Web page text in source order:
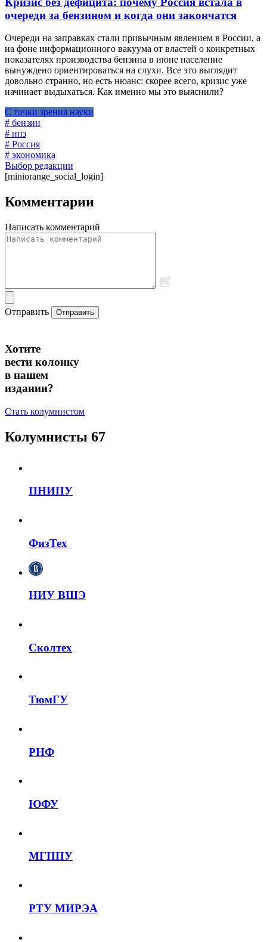
очереди за бензином и когда они закончатся
Очереди на заправках стали привычным явлением в России, а
на фоне информационного вакуума от властей о конкретных
показателях производства бензина в июне население
вынуждено ориентироваться на слухи. Все это выглядит
довольно странно, но есть нюанс: скорее всего, кризис уже
начинает выдыхаться. Как именно мы это выяснили?
С точки зрения науки
# бензин
# нпз
# Россия
# экономика
Выбор редакции
[miniorange_social_login]
Комментарии
Написать комментарий
Отправить Отправить
Хотите
вести колонку
в нашем
издании?
Стать колумнистом
Колумнисты 67
ПНИПУ
ФизТех
НИУ ВШЭ
Сколтех
ТюмГУ
РНФ
ЮФУ
МГППУ
РТУ МИРЭА